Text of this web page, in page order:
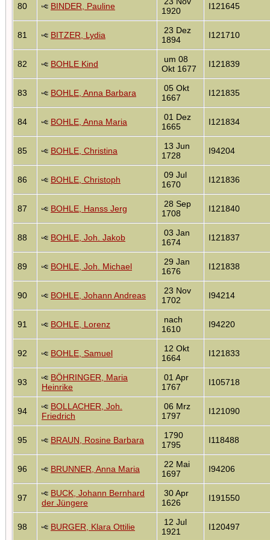
80 BINDER, Pauline
1920
I121645
81 BITZER, Lydia
23 Dez
1894
I121710
82 BOHLE Kind
um 08
Okt 1677
I121839
83 BOHLE, Anna Barbara
05 Okt
1667
I121835
84 BOHLE, Anna Maria
01 Dez
1665
I121834
85 BOHLE, Christina
13 Jun
1728
I94204
86 BOHLE, Christoph
09 Jul
1670
I121836
87 BOHLE, Hanss Jerg
28 Sep
1708
I121840
88 BOHLE, Joh. Jakob
03 Jan
1674
I121837
89 BOHLE, Joh. Michael
29 Jan
1676
I121838
90 BOHLE, Johann Andreas
23 Nov
1702
I94214
91 BOHLE, Lorenz
nach
1610
I94220
92 BOHLE, Samuel
12 Okt
1664
I121833
93
BÖHRINGER, Maria
Heinrike
01 Apr
1767
I105718
94
BOLLACHER, Joh.
Friedrich
06 Mrz
1797
I121090
95 BRAUN, Rosine Barbara
1790
1795
I118488
96 BRUNNER, Anna Maria
22 Mai
1697
I94206
97
BUCK, Johann Bernhard
der Jüngere
30 Apr
1626
I191550
98 BURGER, Klara Ottilie
12 Jul
1921
I120497